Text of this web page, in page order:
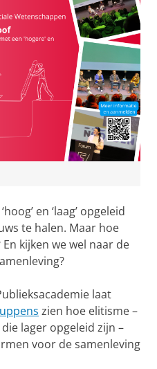
en ‘laag’ opgeleid
te halen. Maar hoe
kijken we wel naar de
laat
zien hoe elitisme –
lager opgeleid zijn –
voor de samenleving